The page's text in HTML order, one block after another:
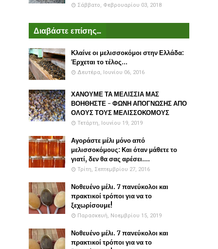
Σάββατο, Φεβρουαρίου 03, 2018
Διαβάστε επίσης...
Κλαίνε οι μελισσοκόμοι στην Ελλάδα:
Έρχεται το τέλος...
Δευτέρα, Ιουνίου 06, 2016
ΧΑΝΟΥΜΕ ΤΑ ΜΕΛΙΣΣΙΑ ΜΑΣ
ΒΟΗΘΗΣΤΕ - ΦΩΝΗ ΑΠΟΓΝΩΣΗΣ ΑΠΟ
ΟΛΟΥΣ ΤΟΥΣ ΜΕΛΙΣΣΟΚΟΜΟΥΣ
Τετάρτη, Ιουνίου 19, 2019
Αγοράστε μέλι μόνο από
μελισσοκόμους: Και όταν μάθετε το
γιατί, δεν θα σας αρέσει....
Τρίτη, Σεπτεμβρίου 27, 2016
Νοθευένο μέλι. 7 πανεύκολοι και
πρακτικοί τρόποι για να το
ξεχωρίσουμε!
Παρασκευή, Νοεμβρίου 15, 2019
Νοθευένο μέλι. 7 πανεύκολοι και
πρακτικοί τρόποι για να το